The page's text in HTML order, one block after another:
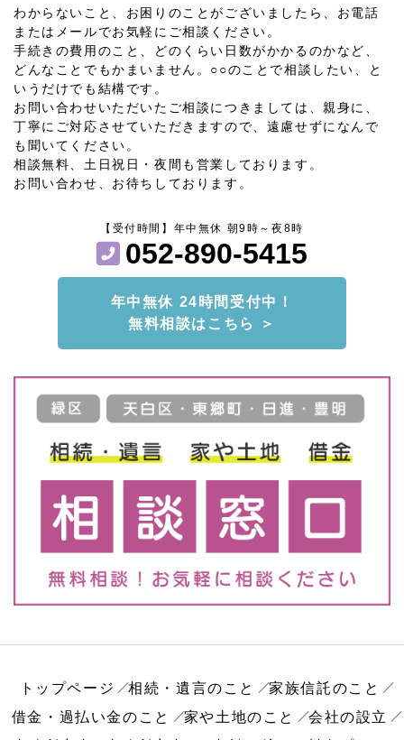
わからないこと、お困りのことがございましたら、お電話
またはメールでお気軽にご相談ください。
手続きの費用のこと、どのくらい日数がかかるのかなど、
どんなことでもかまいません。○○のことで相談したい、と
いうだけでも結構です。
お問い合わせいただいたご相談につきましては、親身に、
丁寧にご対応させていただきますので、遠慮せずになんで
も聞いてください。
相談無料、土日祝日・夜間も営業しております。
お問い合わせ、お待ちしております。
【受付時間】年中無休 朝9時～夜8時
052-890-5415
年中無休 24時間受付中！
無料相談はこちら ＞
トップページ 相続・遺言のこと
家族信託のこと
借金・過払い金のこと
家や土地のこと
会社の設立